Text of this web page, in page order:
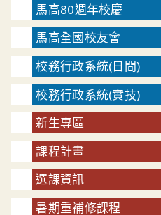
馬高80週年校慶
馬高全國校友會
校務行政系統(日間)
校務行政系統(實技)
新生專區
課程計畫
選課資訊
暑期重補修課程